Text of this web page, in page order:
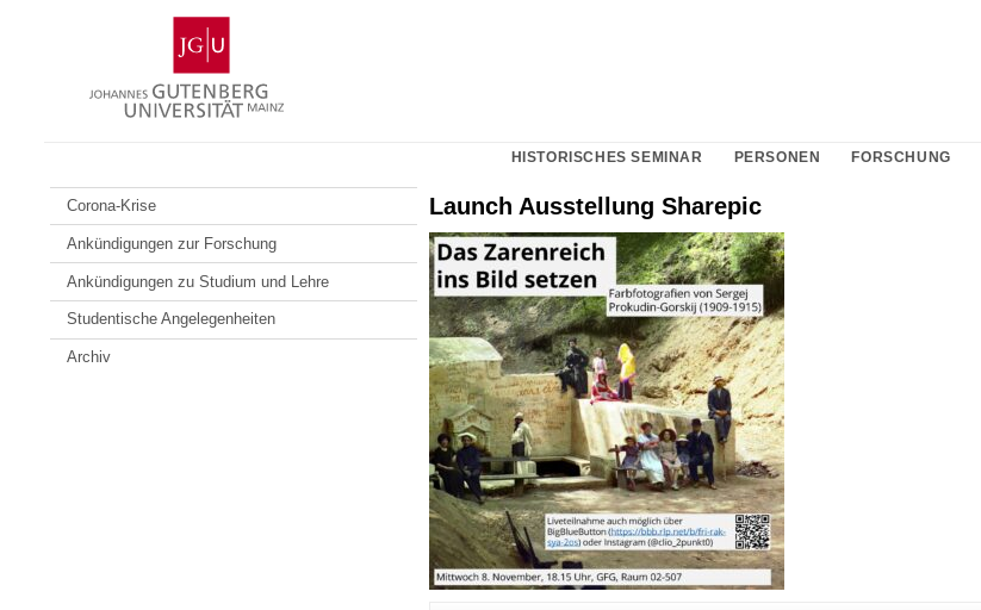
Gutenberg-
Universität
Mainz
HISTORISCHES SEMINAR PERSONEN FORSCHUNG
Corona-Krise
Ankündigungen zur Forschung
Ankündigungen zu Studium und Lehre
Studentische Angelegenheiten
Archiv
Launch Ausstellung Sharepic